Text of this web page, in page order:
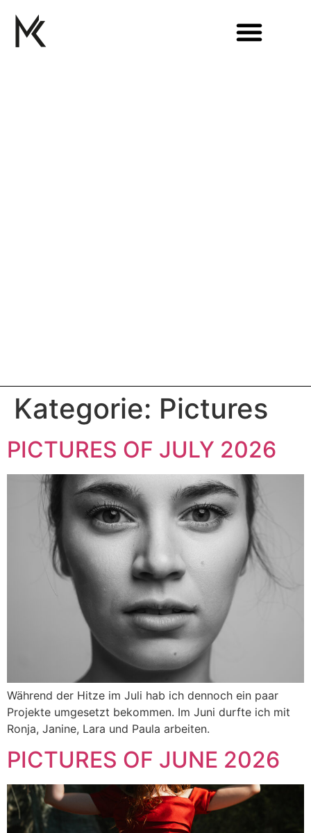
Kategorie: Pictures
PICTURES OF JULY 2026
Während der Hitze im Juli hab ich dennoch ein paar
Projekte umgesetzt bekommen. Im Juni durfte ich mit
Ronja, Janine, Lara und Paula arbeiten.
PICTURES OF JUNE 2026